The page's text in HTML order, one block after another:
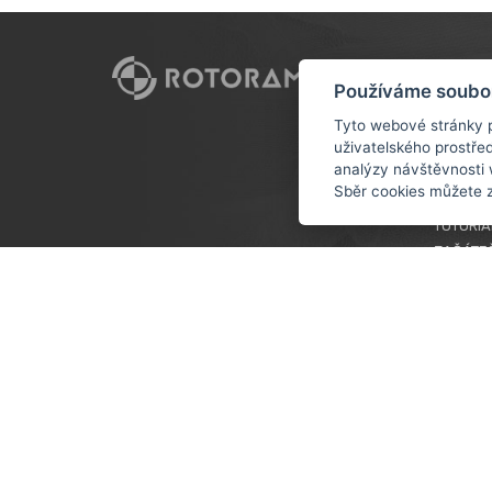
ÚDAJŮ
Používáme
Tyto webové stránky
uživatelského
analýzy návštěvnosti
Sběr cookies můžete